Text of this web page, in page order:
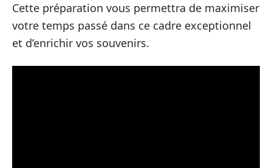
Cette préparation vous permettra de maximiser
votre temps passé dans ce cadre exceptionnel
et d’enrichir vos souvenirs.